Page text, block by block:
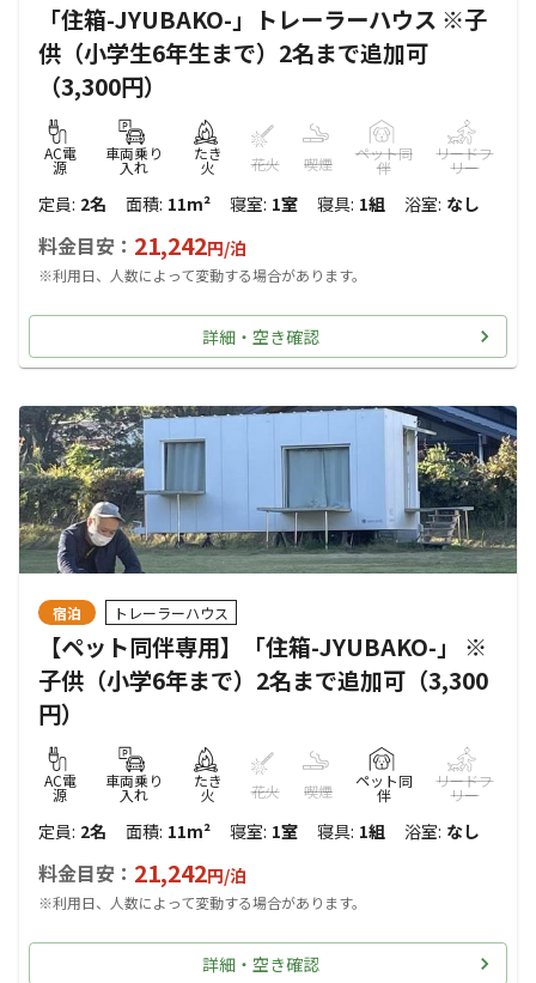
「住箱-JYUBAKO-」トレーラーハウス ※子
供（小学生6年生まで）2名まで追加可
（3,300円）
AC電
源
車両乗り
入れ
たき
火 花火 喫煙
ペット同
伴
リードフ
リー
定員: 2名 面積: 11m² 寝室: 1室 寝具: 1組 浴室: なし
料金目安： 21,242円/泊
※利用日、人数によって変動する場合があります。
詳細・空き確認
宿泊 トレーラーハウス
【ペット同伴専用】「住箱-JYUBAKO-」 ※
子供（小学6年まで）2名まで追加可（3,300
円）
AC電
源
車両乗り
入れ
たき
火 花火 喫煙
ペット同
伴
リードフ
リー
定員: 2名 面積: 11m² 寝室: 1室 寝具: 1組 浴室: なし
料金目安： 21,242円/泊
※利用日、人数によって変動する場合があります。
詳細・空き確認